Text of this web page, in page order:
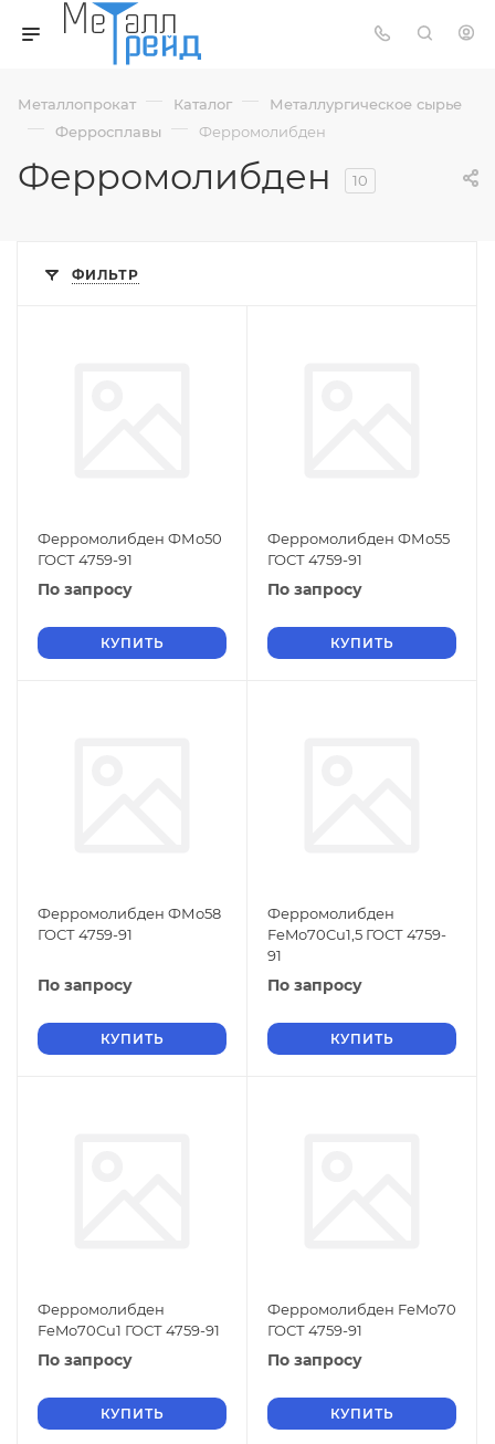
Металлопрокат — Каталог — Металлургическое сырье
— Ферросплавы — Ферромолибден
Ферромолибден 10
ФИЛЬТР
Ферромолибден ФМо50
ГОСТ 4759-91
По запросу
КУПИТЬ
Ферромолибден ФМо55
ГОСТ 4759-91
По запросу
КУПИТЬ
Ферромолибден ФМо58
ГОСТ 4759-91
По запросу
КУПИТЬ
Ферромолибден
FeMo70Cu1,5 ГОСТ 4759-
91
По запросу
КУПИТЬ
Ферромолибден
FeMo70Cu1 ГОСТ 4759-91
По запросу
КУПИТЬ
Ферромолибден FeMo70
ГОСТ 4759-91
По запросу
КУПИТЬ